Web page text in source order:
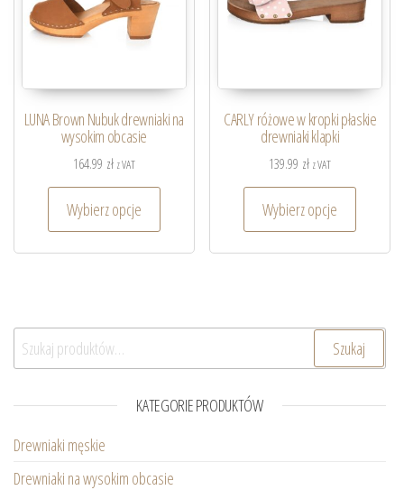
LUNA Brown Nubuk drewniaki na
wysokim obcasie
164.99 zł z VAT
Wybierz opcje
CARLY różowe w kropki płaskie
drewniaki klapki
139.99 zł z VAT
Wybierz opcje
Szukaj: Szukaj
KATEGORIE PRODUKTÓW
Drewniaki męskie
Drewniaki na wysokim obcasie